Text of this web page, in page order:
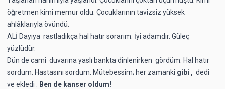
öğretmen kimi memur oldu. Çocuklarının tavizsiz yüksek
ahlâklarıyla övündü.
ALİ Dayıya rastladıkça hal hatır sorarım. İyi adamdır. Güleç
yüzlüdür.
Dün de cami duvarına yaslı bankta dinlenirken gördüm. Hal hatır
sordum. Hastasını sordum. Mütebessim; her zamanki gibi , dedi
ve ekledi : Ben de kanser oldum!